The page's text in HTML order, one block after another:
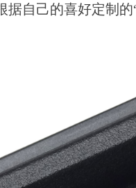
自己的喜好定制的